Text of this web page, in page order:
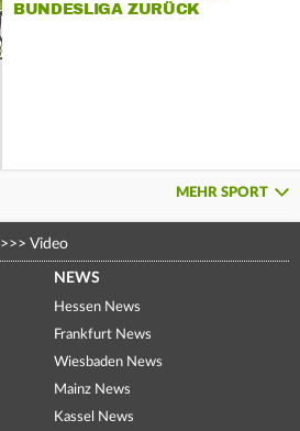
BUNDESLIGA ZURÜCK
MEHR SPORT
>>> Video
NEWS
Hessen News
Frankfurt News
Wiesbaden News
Mainz News
Kassel News